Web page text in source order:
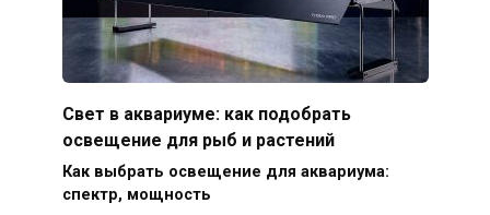
Свет в аквариуме: как подобрать
освещение для рыб и растений
Как выбрать освещение для аквариума:
спектр, мощность